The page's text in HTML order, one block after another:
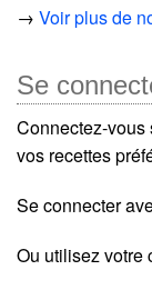
→ Voir plus de
Se
Connectez-vous
vos recettes
Se connecter
Ou utilisez votre